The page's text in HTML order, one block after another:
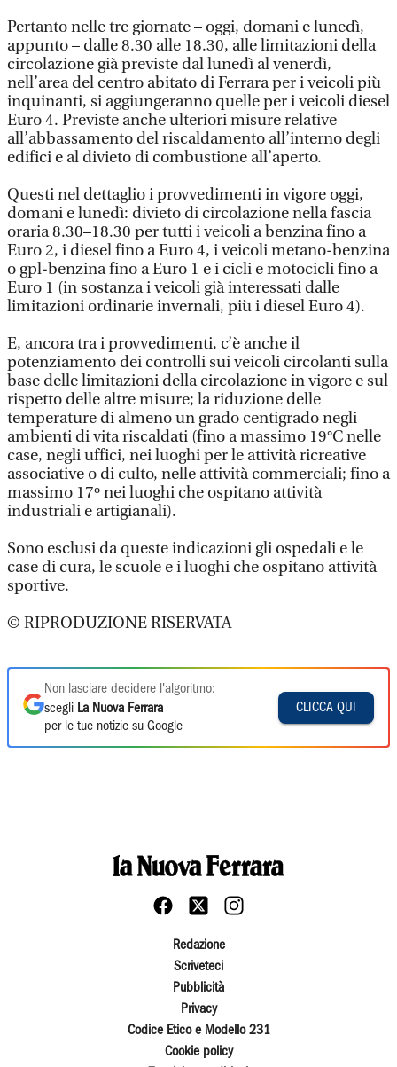
Pertanto nelle tre giornate – oggi, domani e lunedì,
appunto – dalle 8.30 alle 18.30, alle limitazioni della
circolazione già previste dal lunedì al venerdì,
nell’area del centro abitato di Ferrara per i veicoli più
inquinanti, si aggiungeranno quelle per i veicoli diesel
Euro 4. Previste anche ulteriori misure relative
all’abbassamento del riscaldamento all’interno degli
edifici e al divieto di combustione all’aperto.
Questi nel dettaglio i provvedimenti in vigore oggi,
domani e lunedì: divieto di circolazione nella fascia
oraria 8.30–18.30 per tutti i veicoli a benzina fino a
Euro 2, i diesel fino a Euro 4, i veicoli metano-benzina
o gpl-benzina fino a Euro 1 e i cicli e motocicli fino a
Euro 1 (in sostanza i veicoli già interessati dalle
limitazioni ordinarie invernali, più i diesel Euro 4).
E, ancora tra i provvedimenti, c’è anche il
potenziamento dei controlli sui veicoli circolanti sulla
base delle limitazioni della circolazione in vigore e sul
rispetto delle altre misure; la riduzione delle
temperature di almeno un grado centigrado negli
ambienti di vita riscaldati (fino a massimo 19°C nelle
case, negli uffici, nei luoghi per le attività ricreative
associative o di culto, nelle attività commerciali; fino a
massimo 17º nei luoghi che ospitano attività
industriali e artigianali).
Sono esclusi da queste indicazioni gli ospedali e le
case di cura, le scuole e i luoghi che ospitano attività
sportive.
© RIPRODUZIONE RISERVATA
Non lasciare decidere l'algoritmo:
scegli La Nuova Ferrara
per le tue notizie su Google
CLICCA QUI
Redazione
Scriveteci
Pubblicità
Privacy
Codice Etico e Modello 231
Cookie policy